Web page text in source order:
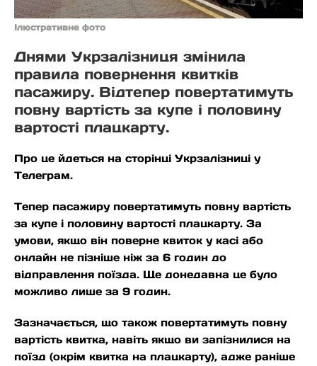
Ілюстративне фото
Днями Укрзалізниця змінила
правила повернення квитків
пасажиру. Відтепер повертатимуть
повну вартість за купе і половину
вартості плацкарту.
Про це йдеться на сторінці Укрзалізниці у
Телеграм.
Тепер пасажиру повертатимуть повну вартість
за купе і половину вартості плацкарту. За
умови, якщо він поверне квиток у касі або
онлайн не пізніше ніж за 6 годин до
відправлення поїзда. Ще донедавна це було
можливо лише за 9 годин.
Зазначається, що також повертатимуть повну
вартість квитка, навіть якщо ви запізнилися на
поїзд (окрім квитка на плацкарту), адже раніше